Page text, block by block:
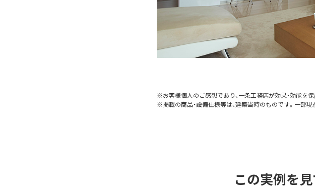
※お客様個人のご感想であり、一条工務店が効果・効能を
※掲載の商品・設備仕様等は、建築当時のものです。一部
この実例を